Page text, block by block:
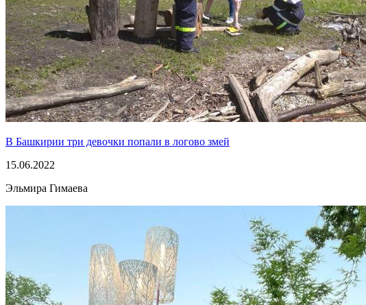
В Башкирии три девочки попали в логово змей
15.06.2022
Эльмира Гимаева